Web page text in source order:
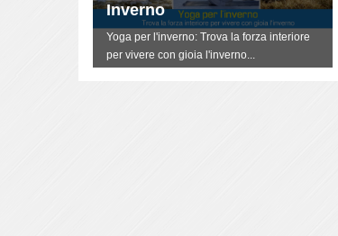
Inverno
Yoga per l'inverno: Trova la forza interiore
per vivere con gioia l'inverno...